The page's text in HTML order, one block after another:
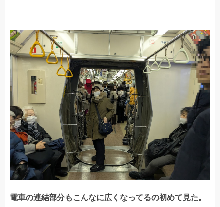
電車の連結部分もこんなに広くなってるの初めて見た。